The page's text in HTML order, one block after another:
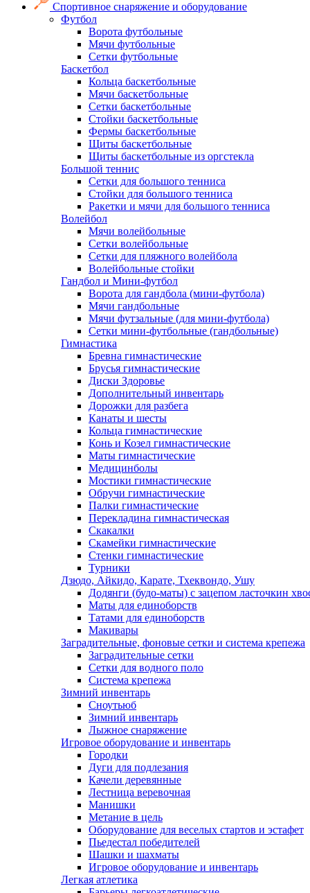
Спортивное снаряжение и оборудование
Футбол
Ворота футбольные
Мячи футбольные
Сетки футбольные
Баскетбол
Кольца баскетбольные
Мячи баскетбольные
Сетки баскетбольные
Стойки баскетбольные
Фермы баскетбольные
Щиты баскетбольные
Щиты баскетбольные из оргстекла
Большой теннис
Сетки для большого тенниса
Стойки для большого тенниса
Ракетки и мячи для большого тенниса
Волейбол
Мячи волейбольные
Сетки волейбольные
Сетки для пляжного волейбола
Волейбольные стойки
Гандбол и Мини-футбол
Ворота для гандбола (мини-футбола)
Мячи гандбольные
Мячи футзальные (для мини-футбола)
Сетки мини-футбольные (гандбольные)
Гимнастика
Бревна гимнастические
Брусья гимнастические
Диски Здоровье
Дополнительный инвентарь
Дорожки для разбега
Канаты и шесты
Кольца гимнастические
Конь и Козел гимнастические
Маты гимнастические
Медицинболы
Мостики гимнастические
Обручи гимнастические
Палки гимнастические
Перекладина гимнастическая
Скакалки
Скамейки гимнастические
Стенки гимнастические
Турники
Дзюдо, Айкидо, Карате, Тхеквондо, Ушу
Додянги (будо-маты) с зацепом ласточкин
Маты для единоборств
Татами для единоборств
Макивары
Заградительные, фоновые сетки и система крепежа
Заградительные сетки
Сетки для водного поло
Система крепежа
Зимний инвентарь
Сноутьюб
Зимний инвентарь
Лыжное снаряжение
Игровое оборудование и инвентарь
Городки
Дуги для подлезания
Качели деревянные
Лестница веревочная
Манишки
Метание в цель
Оборудование для веселых стартов и эстафет
Пьедестал победителей
Шашки и шахматы
Игровое оборудование и инвентарь
Легкая атлетика